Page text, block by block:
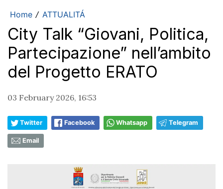
Home / ATTUALITÁ
City Talk “Giovani, Politica,
Partecipazione” nell’ambito
del Progetto ERATO
03 February 2026, 16:53
Twitter Facebook Whatsapp Telegram
Email